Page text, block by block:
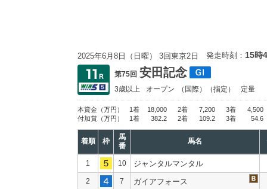
2025年6月8日（日曜） 3回東京2日 発走時刻： 15時
第75回 安田記念
3歳以上 オープン （国際）（指定） 定量
本賞金 （万円） 1着 18,000 2着 7,200 3着
4,500
付加賞 （万円） 1着 382.2 2着 109.2 3着 54.6
着順 枠
馬
番
馬名
1 10 ジャンタルマンタル
2 7 ガイアフォース